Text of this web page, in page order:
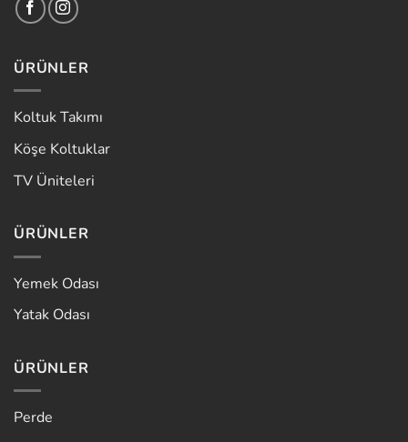
ÜRÜNLER
Koltuk Takımı
Köşe Koltuklar
TV Üniteleri
ÜRÜNLER
Yemek Odası
Yatak Odası
ÜRÜNLER
Perde